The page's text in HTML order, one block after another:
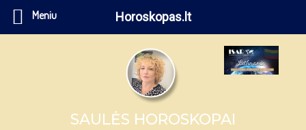
SAULĖS HOROSKOPAI
Meniu Horoskopas.lt